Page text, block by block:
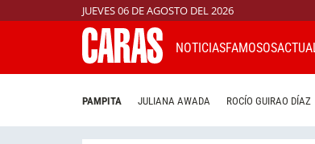
JUEVES 06 DE AGOSTO DEL 2026
NOTICIASFAMOSOS
PAMPITA JULIANA AWADA ROCÍO GUIRAO DÍAZ